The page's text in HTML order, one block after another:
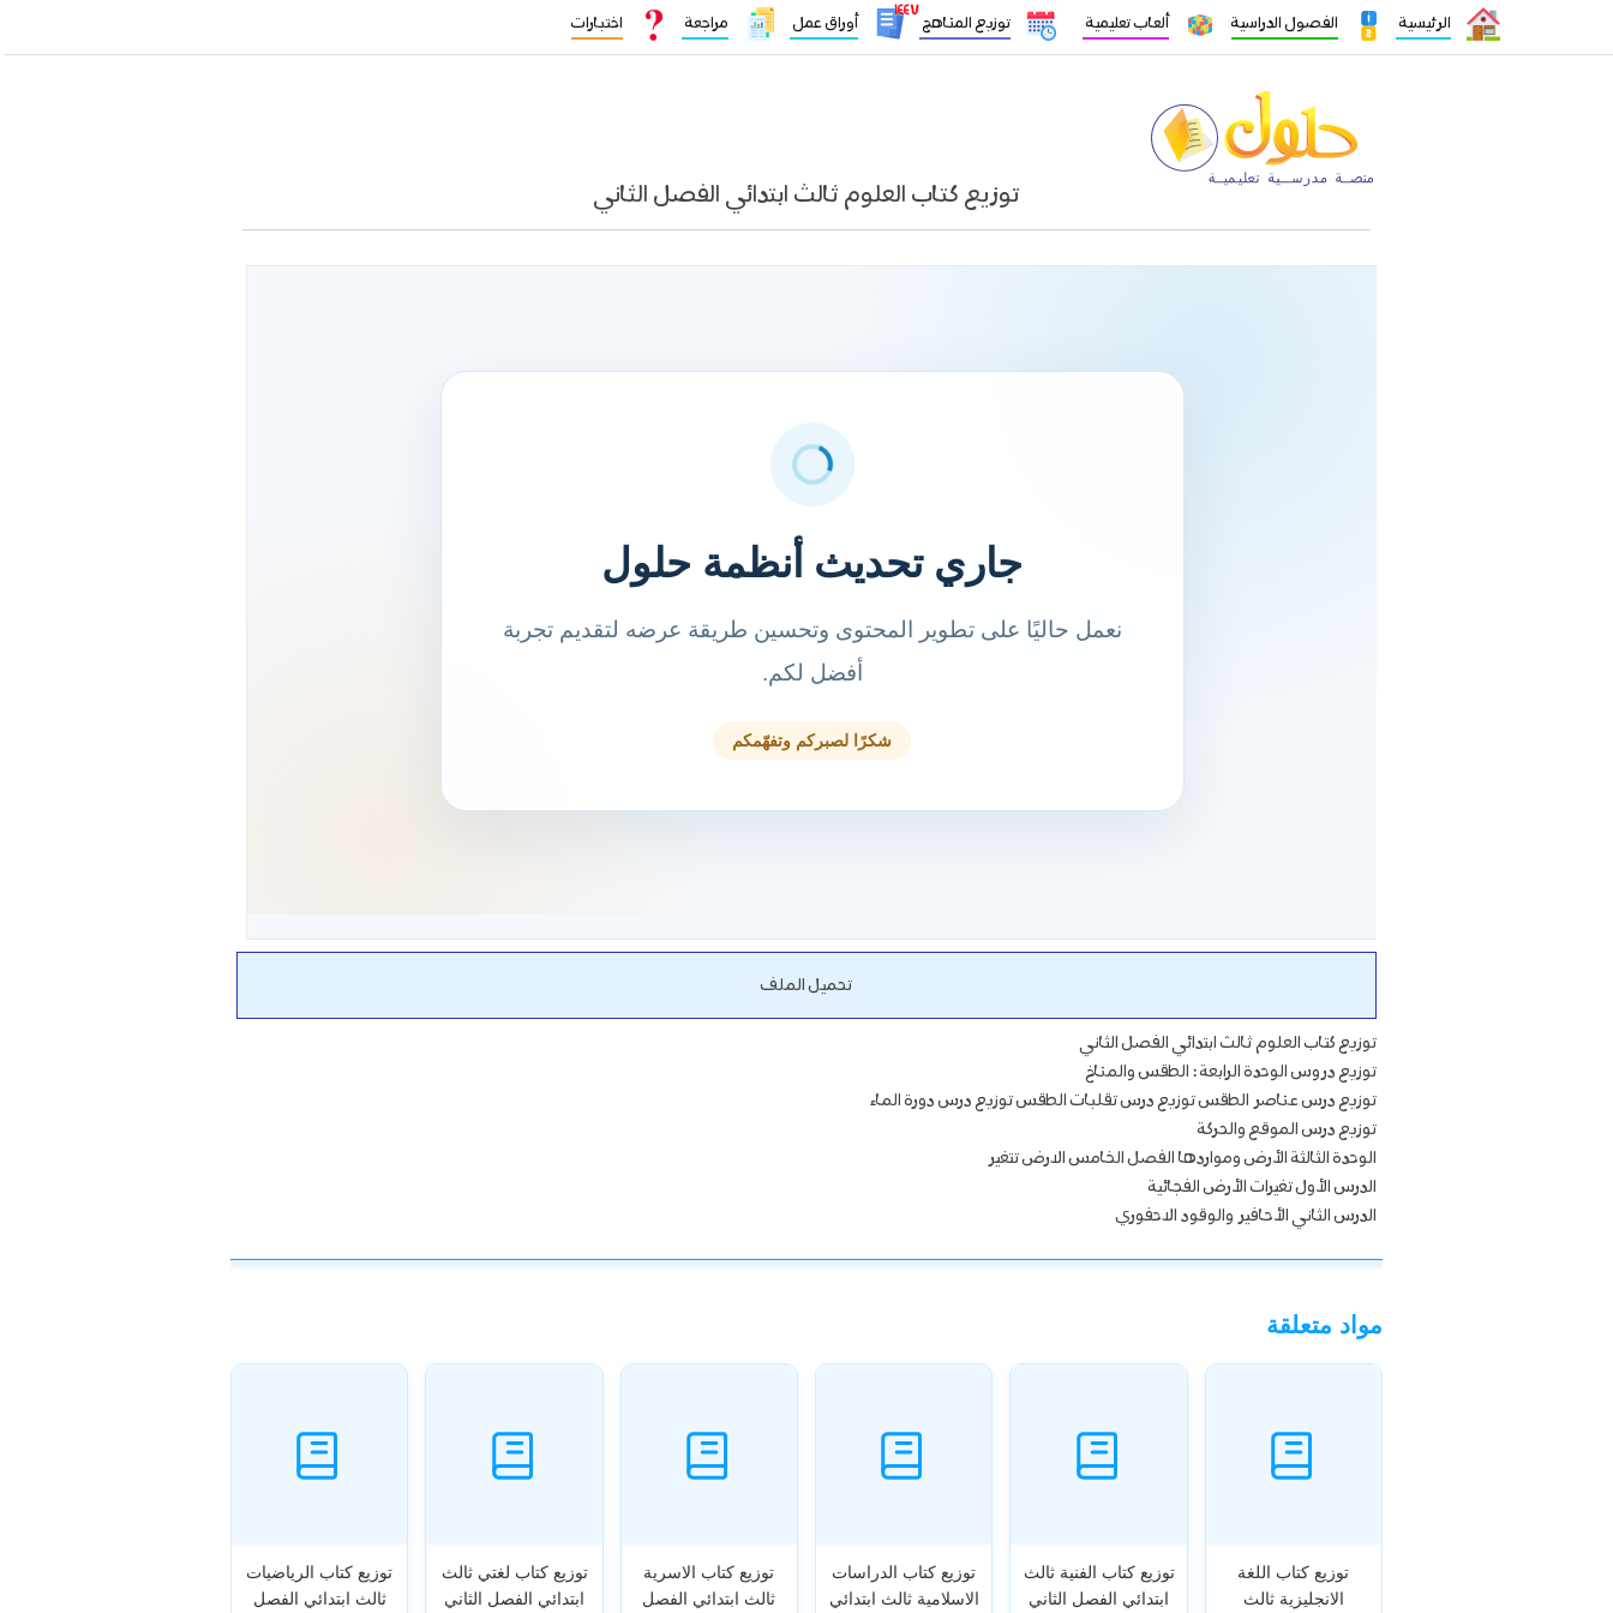
الرئيسية الفصول الدراسية ألعاب تعليمية توزيع المناهج
١٤٤٧
أوراق عمل مراجعة اختبارات
توزيع كتاب العلوم ثالث ابتدائي الفصل الثاني
تحميل الملف
توزيع كتاب العلوم ثالث ابتدائي الفصل الثاني
توزيع دروس الوحدة الرابعة : الطقس والمناخ
توزيع درس عناصر الطقس توزيع درس تقلبات الطقس توزيع درس دورة الماء
توزيع درس الموقع والحركة
الوحدة الثالثة الأرض ومواردها الفصل الخامس الارض تتغير
الدرس الأول تغيرات الأرض الفجائية
الدرس الثاني الأحافير والوقود الاحفوري
مواد متعلقة
توزيع كتاب اللغة
الانجليزية ثالث
توزيع كتاب الفنية ثالث
ابتدائي الفصل الثاني
توزيع كتاب الدراسات
الاسلامية ثالث ابتدائي
توزيع كتاب الاسرية
ثالث ابتدائي الفصل
توزيع كتاب لغتي ثالث
ابتدائي الفصل الثاني
توزيع كتاب الرياضيات
ثالث ابتدائي الفصل